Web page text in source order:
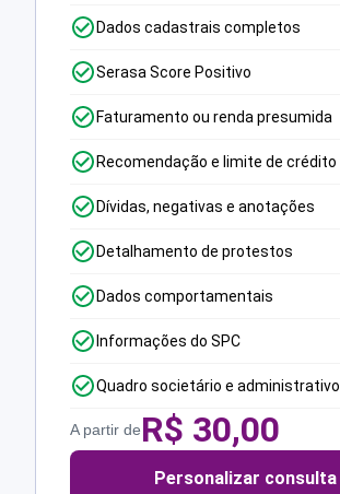
Dados cadastrais completos
Serasa Score Positivo
Faturamento ou renda presumida
Recomendação e limite de crédito
Dívidas, negativas e anotações
Detalhamento de protestos
Dados comportamentais
Informações do SPC
Quadro societário e administrativo
A partir deR$ 30,00
Personalizar consulta